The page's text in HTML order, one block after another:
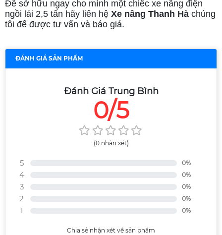
Để sở hữu ngay cho mình một chiếc xe nâng điện
ngồi lái 2,5 tấn hãy liên hệ Xe nâng Thanh Hà chúng
tôi để được tư vấn và báo giá.
ĐÁNH GIÁ SẢN PHẨM
Đánh Giá Trung Bình
0/5
(0 nhận xét)
5 0%
4 0%
3 0%
2 0%
1 0%
Chia sẻ nhận xét về sản phẩm